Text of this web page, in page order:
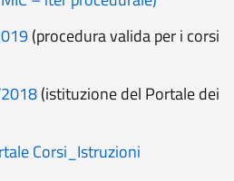
(procedura valida per i corsi
(istituzione del Portale dei
Corsi_Istruzioni